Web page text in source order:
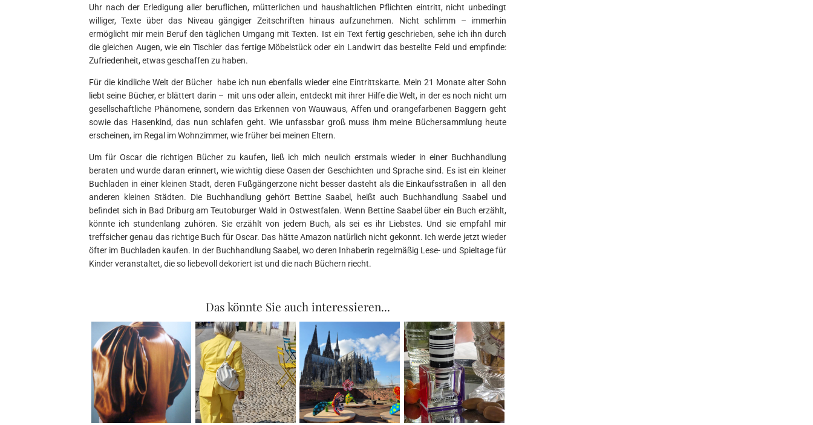
Uhr nach der Erledigung aller beruflichen, mütterlichen und haushaltlichen Pflichten eintritt, nicht unbedingt
williger, Texte über das Niveau gängiger Zeitschriften hinaus aufzunehmen. Nicht schlimm – immerhin
ermöglicht mir mein Beruf den täglichen Umgang mit Texten. Ist ein Text fertig geschrieben, sehe ich ihn durch
die gleichen Augen, wie ein Tischler das fertige Möbelstück oder ein Landwirt das bestellte Feld und empfinde:
Zufriedenheit, etwas geschaffen zu haben.
Für die kindliche Welt der Bücher habe ich nun ebenfalls wieder eine Eintrittskarte. Mein 21 Monate alter Sohn
liebt seine Bücher, er blättert darin – mit uns oder allein, entdeckt mit ihrer Hilfe die Welt, in der es noch nicht um
gesellschaftliche Phänomene, sondern das Erkennen von Wauwaus, Affen und orangefarbenen Baggern geht
sowie das Hasenkind, das nun schlafen geht. Wie unfassbar groß muss ihm meine Büchersammlung heute
erscheinen, im Regal im Wohnzimmer, wie früher bei meinen Eltern.
Um für Oscar die richtigen Bücher zu kaufen, ließ ich mich neulich erstmals wieder in einer Buchhandlung
beraten und wurde daran erinnert, wie wichtig diese Oasen der Geschichten und Sprache sind. Es ist ein kleiner
Buchladen in einer kleinen Stadt, deren Fußgängerzone nicht besser dasteht als die Einkaufsstraßen in all den
anderen kleinen Städten. Die Buchhandlung gehört Bettine Saabel, heißt auch Buchhandlung Saabel und
befindet sich in Bad Driburg am Teutoburger Wald in Ostwestfalen. Wenn Bettine Saabel über ein Buch erzählt,
könnte ich stundenlang zuhören. Sie erzählt von jedem Buch, als sei es ihr Liebstes. Und sie empfahl mir
treffsicher genau das richtige Buch für Oscar. Das hätte Amazon natürlich nicht gekonnt. Ich werde jetzt wieder
öfter im Buchladen kaufen. In der Buchhandlung Saabel, wo deren Inhaberin regelmäßig Lese- und Spieltage für
Kinder veranstaltet, die so liebevoll dekoriert ist und die nach Büchern riecht.
Das könnte Sie auch interessieren...